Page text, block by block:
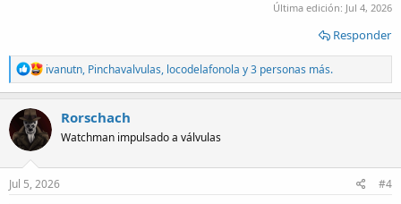
Última edición: Jul 4, 2026
Responder
R
e
a
c
i
n
s
ivanutn, Pinchavalvulas, locodelafonola y 3 personas más.
Rorschach
Watchman impulsado a válvulas
Jul 5, 2026 #4